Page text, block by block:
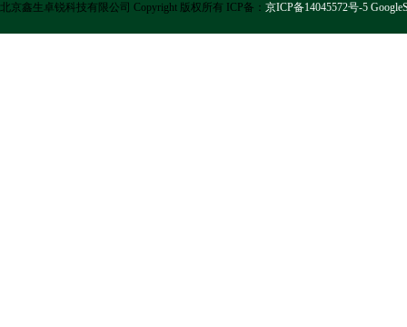
北京鑫生卓锐科技有限公司 Copyright 版权所有 ICP备： 京ICP备14045572号-5